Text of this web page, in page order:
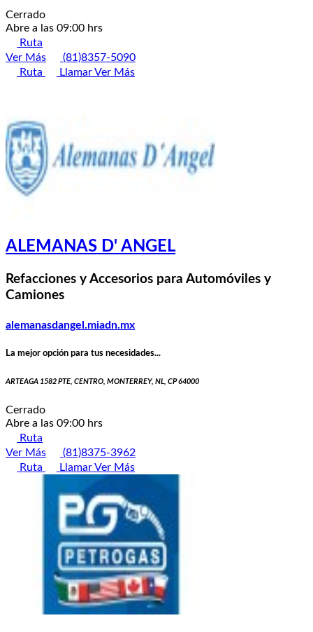
Cerrado
Abre a las 09:00 hrs
Ruta
Ver Más
(81)8357-5090
Ruta
LlamarVer Más
ALEMANAS D' ANGEL
Refacciones y Accesorios para Automóviles y
Camiones
alemanasdangel.miadn.mx
La mejor opción para tus necesidades...
ARTEAGA 1582 PTE, CENTRO, MONTERREY, NL, CP 64000
Cerrado
Abre a las 09:00 hrs
Ruta
Ver Más
(81)8375-3962
Ruta
LlamarVer Más